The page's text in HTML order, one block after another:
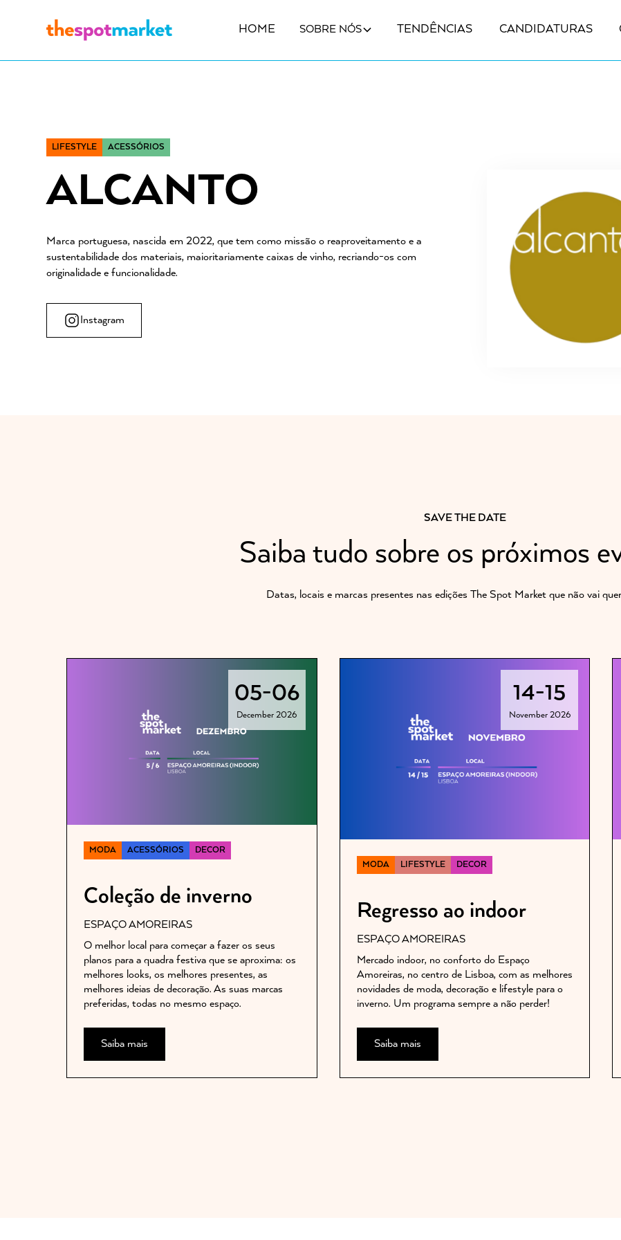
HOME SOBRE NÓS TENDÊNCIAS CANDIDATURAS
LIFESTYLE ACESSÓRIOS
ALCANTO
Marca portuguesa, nascida em 2022, que tem como missão o reaproveitamento e a
sustentabilidade dos materiais, maioritariamente caixas de vinho, recriando-os com
originalidade e funcionalidade.
Instagram
SAVE THE DATE
Saiba tudo sobre os próximos
Datas, locais e marcas presentes nas edições The Spot Market que não vai
05-06
December 2026
MODA ACESSÓRIOS DECOR
Coleção de inverno
ESPAÇO AMOREIRAS
O melhor local para começar a fazer os seus
planos para a quadra festiva que se aproxima: os
melhores looks, os melhores presentes, as
melhores ideias de decoração. As suas marcas
preferidas, todas no mesmo espaço.
Saiba mais
14-15
November 2026
MODA LIFESTYLE DECOR
Regresso ao indoor
ESPAÇO AMOREIRAS
Mercado indoor, no conforto do Espaço
Amoreiras, no centro de Lisboa, com as melhores
novidades de moda, decoração e lifestyle para o
inverno. Um programa sempre a não perder!
Saiba mais